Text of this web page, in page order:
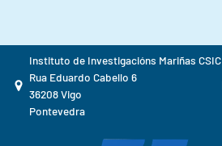
Instituto de Investigacións Mariñas CSIC
Rua Eduardo Cabello 6
36208 Vigo
Pontevedra